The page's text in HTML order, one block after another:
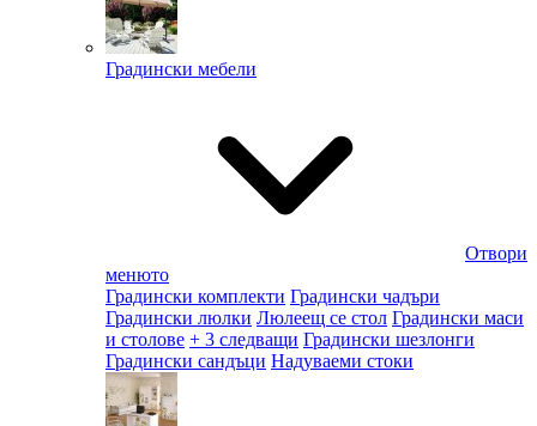
Градински мебели
Отвори
менюто
Градински комплекти Градински чадъри
Градински люлки Люлеещ се стол Градински маси
и столове + 3 следващи Градински шезлонги
Градински сандъци Надуваеми стоки